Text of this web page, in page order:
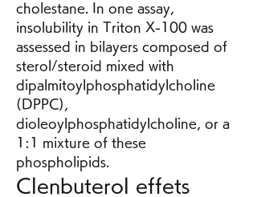
cholestane. In one assay,
insolubility in Triton X-100 was
assessed in bilayers composed of
sterol/steroid mixed with
dipalmitoylphosphatidylcholine
(DPPC),
dioleoylphosphatidylcholine, or a
1:1 mixture of these
phospholipids.
Clenbuterol effets